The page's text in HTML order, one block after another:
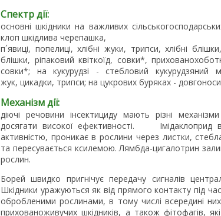
Спектр дії:
основні шкідники на важливих
клоп шкідлива черепашка,
п´явиці, попелиці, хлібні жуки, трипси, хлібні
блішки, ріпаковий квіткоїд, совки*,
совки*; на кукурудзі - стебловий
жук, цикадки, трипси; на цукрових буряках -
Механізм дії:
діючі речовини інсектициду мають різні
досягати високої ефективності. Імідаклоприд
активністю, проникає в рослини через листки,
та пересувається ксилемою. Лямбда-цигалотрин
рослин.
Борей швидко пригнічує передачу сигналів
Шкідники уражуються як від прямого контакту під
обробленими рослинами, в тому числі всередині
прихованоживучих шкідників, а також фітофагів,